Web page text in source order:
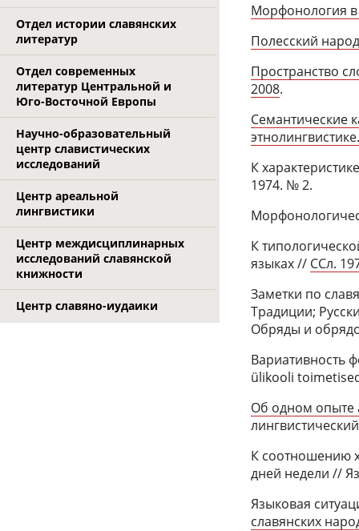
Отдел истории славянских
литератур
Отдел современных
литератур Центральной и
Юго-Восточной Европы
Научно-образовательный
центр славистических
исследований
Центр ареальной
лингвистики
Центр междисциплинарных
исследований славянской
книжности
Центр славяно-иудаики
Морфонология в
Полесский
Пространство
2008.
Семантические
К
1974. № 2.
К
языках // ССл.
Заметки по
Традиции;
Обряды и
Вариативность
ülikooli
Об одном опыте
К соотношению
дней недели //
Языковая
славянских